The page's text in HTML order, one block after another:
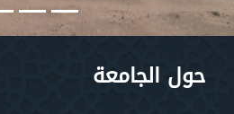
حول الجامعة